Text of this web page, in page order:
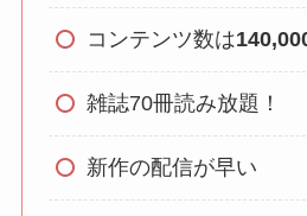
コンテンツ数は
雑誌70冊読み放題！
新作の配信が早い